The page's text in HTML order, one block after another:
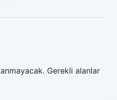
Gerekli alanlar